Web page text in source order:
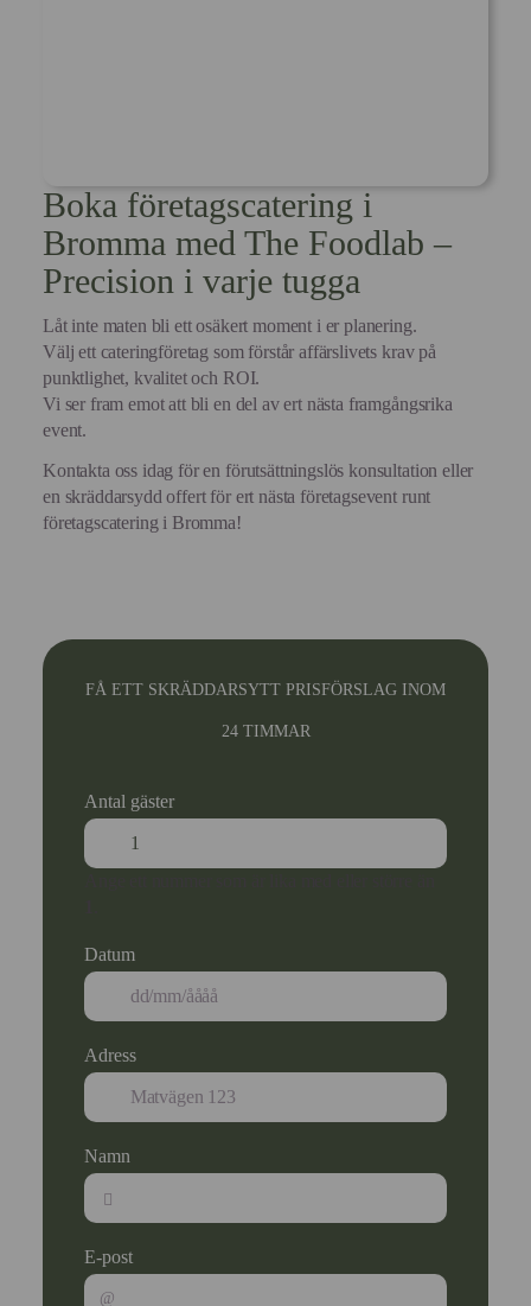
Boka företagscatering i
Bromma med The Foodlab –
Precision i varje tugga
Låt inte maten bli ett osäkert moment i er planering.
Välj ett cateringföretag som förstår affärslivets krav på
punktlighet, kvalitet och ROI.
Vi ser fram emot att bli en del av ert nästa framgångsrika
event.
Kontakta oss idag för en förutsättningslös konsultation eller
en skräddarsydd offert för ert nästa företagsevent runt
företagscatering i Bromma!
FÅ ETT SKRÄDDARSYTT PRISFÖRSLAG INOM
24 TIMMAR
Antal gäster
Datum
Adress
Namn
E-post